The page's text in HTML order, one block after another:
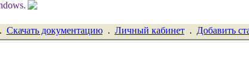
Скачать документацию. Личный кабинет. Добавить